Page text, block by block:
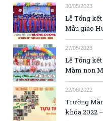
30/05/2023
Lễ Tổng
Mẫu giáo
27/05/2023
Lễ Tổng
Mầm non
22/08/2022
Trường
khóa 2022